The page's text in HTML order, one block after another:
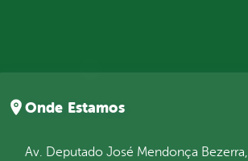
Onde Estamos
Av. Deputado José Mendonça Bezerra,